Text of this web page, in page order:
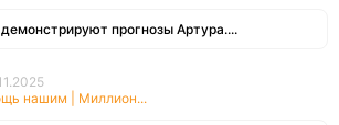
прогнозы Артура....
нашим | Миллион...